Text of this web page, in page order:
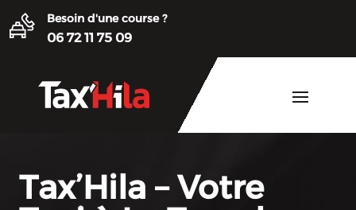
Besoin d'une course ?
06 72 11 75 09
Tax’Hila – Votre